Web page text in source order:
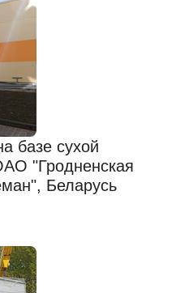
базе сухой
"Гродненская
Беларусь